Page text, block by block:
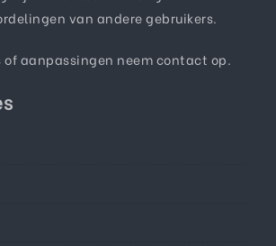
van andere gebruikers.
of aanpassingen neemcontact op.